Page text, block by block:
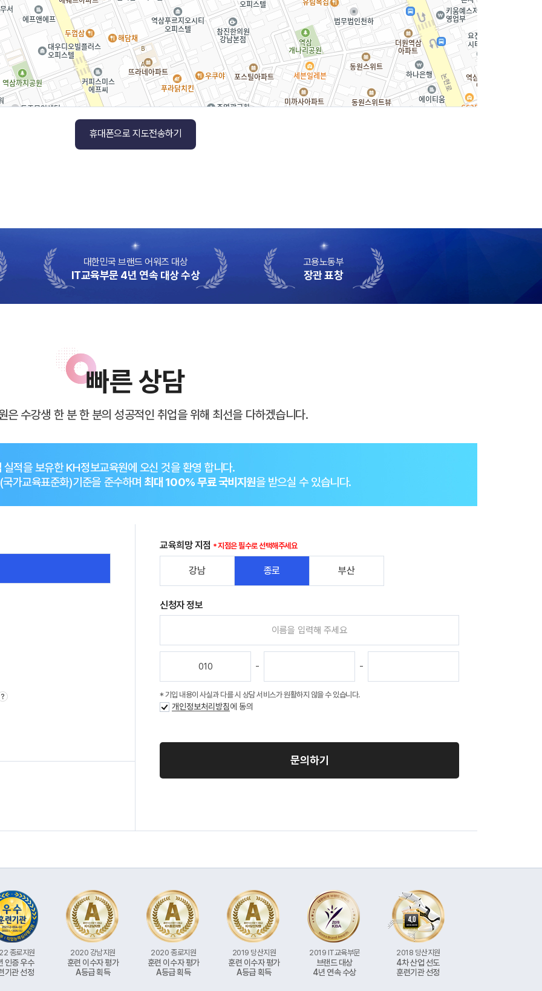
휴대폰으로 지도전송하기
대한민국 브랜드 어워즈 대상
IT교육부문 4년 연속 대상 수상
고용노동부
장관 표창
빠른 상담
은 수강생 한 분 한 분의 성공적인 취업을 위해 최선을 다하겠습니다.
적을 보유한 KH정보교육원에 오신 것을 환영 합니다.
가교육표준화)기준을 준수하며 최대 100% 무료 국비지원을 받으실 수 있습니다.
?
교육희망 지점 지점은 필수로 선택해주세요
강남 종로 부산
신청자 정보
- -
기입 내용이 사실과 다를 시 상담 서비스가 원활하지 않을 수 있습니다.
개인정보처리방침에 동의
문의하기
종로지원
인증 우수
기관 선정
2020 강남지원
훈련 이수자 평가
A등급 획득
2020 종로지원
훈련 이수자 평가
A등급 획득
2019 당산지원
훈련 이수자 평가
A등급 획득
2019 IT교육부문
브랜드 대상
4년 연속 수상
2018 당산지원
4차 산업 선도
훈련기관 선정